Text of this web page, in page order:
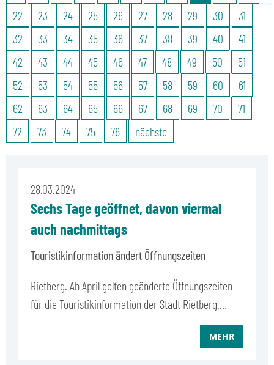
22
23 24 25 26 27 28 29 30
31
32
33 34 35 36 37 38 39 40
41
42
43 44 45 46 47 48 49 50
51
52
53 54 55 56 57 58 59 60
61
62
63 64 65 66 67 68 69 70
71
72
73 74 75 76 nächste
28.03.2024
Sechs Tage geöffnet, davon viermal
auch nachmittags
Touristikinformation ändert Öffnungszeiten
Rietberg. Ab April gelten geänderte Öffnungszeiten
für die Touristikinformation der Stadt Rietberg.…
MEHR